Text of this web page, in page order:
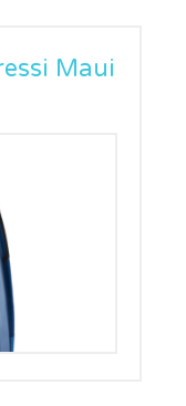
Maui